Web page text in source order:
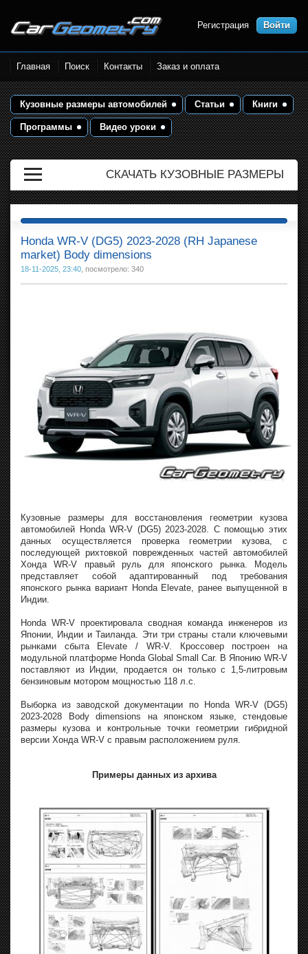
Размеры кузова автомобилей.
Контрольные точки и кузовные
размеры. Геометрия кузова
Регистрация Войти
Главная Поиск Контакты Заказ и оплата
Кузовные размеры автомобилей Статьи Книги
Программы Видео уроки
СКАЧАТЬ КУЗОВНЫЕ РАЗМЕРЫ
Honda WR-V (DG5) 2023-2028 (RH Japanese
market) Body dimensions
18-11-2025, 23:40 , посмотрело: 340
Кузовные размеры для восстановления геометрии кузова
автомобилей Honda WR-V (DG5) 2023-2028. С помощью этих
данных осуществляется проверка геометрии кузова, с
последующей рихтовкой поврежденных частей автомобилей
Хонда WR-V правый руль для японского рынка. Модель
представляет собой адаптированный под требования
японского рынка вариант Honda Elevate, ранее выпущенной в
Индии.
Honda WR-V проектировала сводная команда инженеров из
Японии, Индии и Таиланда. Эти три страны стали ключевыми
рынками сбыта Elevate / WR-V. Кроссовер построен на
модульной платформе Honda Global Small Car. В Японию WR-V
поставляют из Индии, продается он только с 1,5-литровым
бензиновым мотором мощностью 118 л.с.
Выборка из заводской документации по Honda WR-V (DG5)
2023-2028 Body dimensions на японском языке, стендовые
размеры кузова и контрольные точки геометрии гибридной
версии Хонда WR-V с правым расположением руля.
Примеры данных из архива